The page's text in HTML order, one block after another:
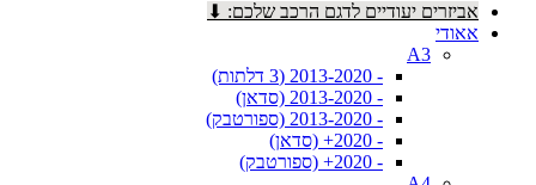
אביזרים יעודיים לדגם הרכב שלכם: ⬇
אאודי
A3
- 2013-2020 (3 דלתות)
- 2013-2020 (סדאן)
- 2013-2020 (ספורטבק)
- 2020+ (סדאן)
- 2020+ (ספורטבק)